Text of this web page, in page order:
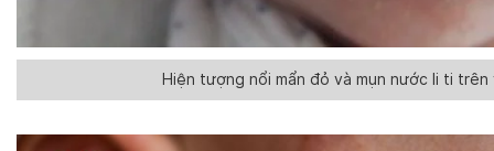
Hiện tượng nổi mẩn đỏ và mụn nước li ti trên